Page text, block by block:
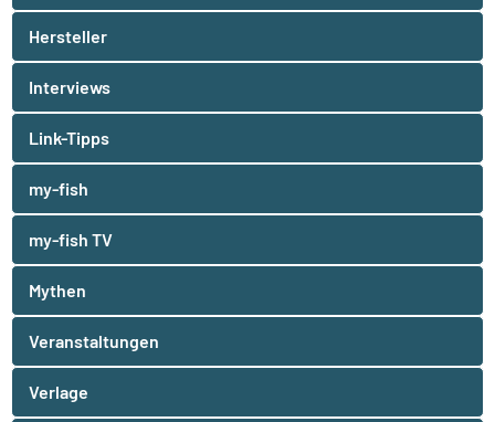
Hersteller
Interviews
Link-Tipps
my-fish
my-fish TV
Mythen
Veranstaltungen
Verlage